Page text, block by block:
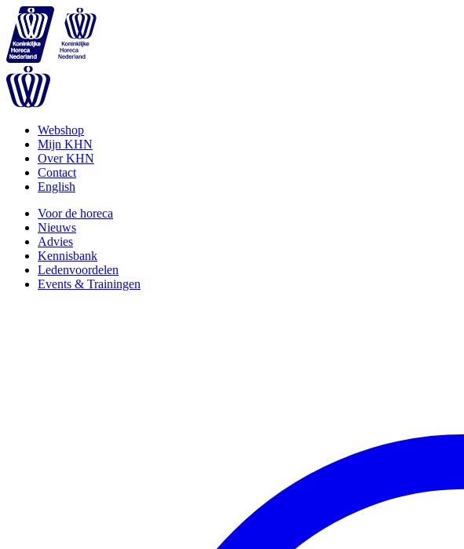
Webshop
Mijn KHN
Over KHN
Contact
English
Voor de horeca
Nieuws
Advies
Kennisbank
Ledenvoordelen
Events & Trainingen